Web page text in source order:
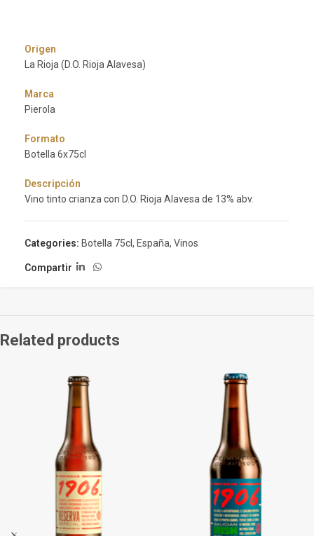
Origen
La Rioja (D.O. Rioja Alavesa)
Marca
Pierola
Formato
Botella 6x75cl
Descripción
Vino tinto crianza con D.O. Rioja Alavesa de 13% abv.
Categories: Botella 75cl, España, Vinos
Compartir
Related products